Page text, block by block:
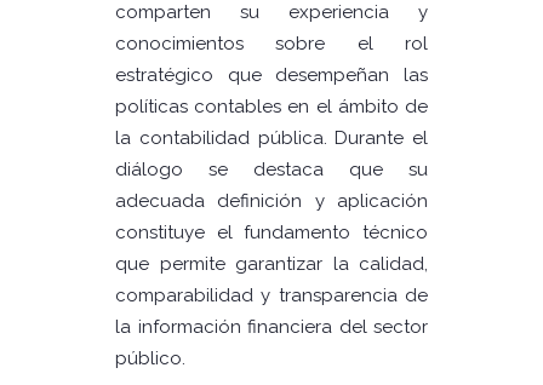
comparten su experiencia y
conocimientos sobre el rol
estratégico que desempeñan las
políticas contables en el ámbito de
la contabilidad pública. Durante el
diálogo se destaca que su
adecuada definición y aplicación
constituye el fundamento técnico
que permite garantizar la calidad,
comparabilidad y transparencia de
la información financiera del sector
público.